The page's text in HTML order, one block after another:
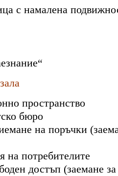
с намалена
пространство
бюро
на поръчки
на потребителите
достъп (заемане